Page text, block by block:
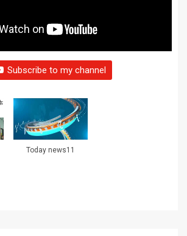
Subscribe to my channel
Today news11